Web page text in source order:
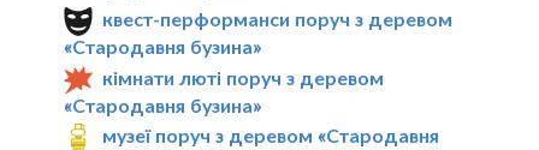
квест-перформанси поруч з деревом
«Стародавня бузина»
кімнати люті поруч з деревом
«Стародавня бузина»
музеї поруч з деревом «Стародавня